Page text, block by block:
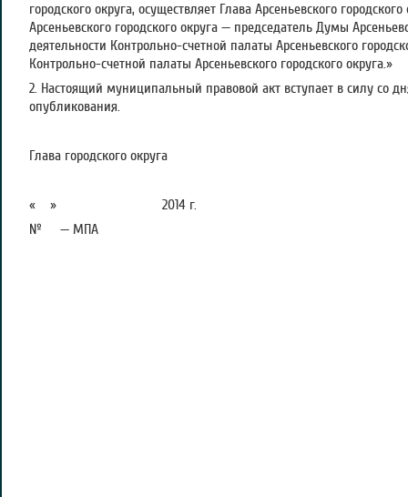
городского округа, осуществляет Глава Арсеньевского
Арсеньевского городского округа — председатель Думы
деятельности Контрольно-счетной палаты Арсеньевского
Контрольно-счетной палаты Арсеньевского городского округа.»
2. Настоящий муниципальный правовой акт вступает в силу со
опубликования.
Глава городского округа
« » 2014 г.
№ — МПА